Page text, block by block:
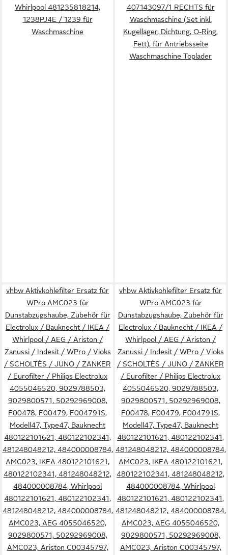
Whirlpool 481235818214,
1238PJ4E / 1239 für
Waschmaschine
407143097/1 RECHTS für
Waschmaschine (Set inkl.
Kugellager, Dichtung, O-Ring,
Fett), für Antriebsseite
Waschmaschine Toplader
vhbw Aktivkohlefilter Ersatz für
WPro AMC023 für
Dunstabzugshaube, Zubehör für
Electrolux / Bauknecht / IKEA /
Whirlpool / AEG / Ariston /
Zanussi / Indesit / WPro / Vioks
/ SCHOLTÈS / JUNO / ZANKER
/ Eurofilter / Philips Electrolux
4055046520, 9029788503,
9029800571, 50292969008,
F00478, F00479, F004791S,
Modell47, Type47, Bauknecht
480122101621, 480122102341,
481248048212, 484000008784,
AMC023, IKEA 480122101621,
480122102341, 481248048212,
484000008784, Whirlpool
480122101621, 480122102341,
481248048212, 484000008784,
AMC023, AEG 4055046520,
9029800571, 50292969008,
AMC023, Ariston C00345797,
vhbw Aktivkohlefilter Ersatz für
WPro AMC023 für
Dunstabzugshaube, Zubehör für
Electrolux / Bauknecht / IKEA /
Whirlpool / AEG / Ariston /
Zanussi / Indesit / WPro / Vioks
/ SCHOLTÈS / JUNO / ZANKER
/ Eurofilter / Philips Electrolux
4055046520, 9029788503,
9029800571, 50292969008,
F00478, F00479, F004791S,
Modell47, Type47, Bauknecht
480122101621, 480122102341,
481248048212, 484000008784,
AMC023, IKEA 480122101621,
480122102341, 481248048212,
484000008784, Whirlpool
480122101621, 480122102341,
481248048212, 484000008784,
AMC023, AEG 4055046520,
9029800571, 50292969008,
AMC023, Ariston C00345797,